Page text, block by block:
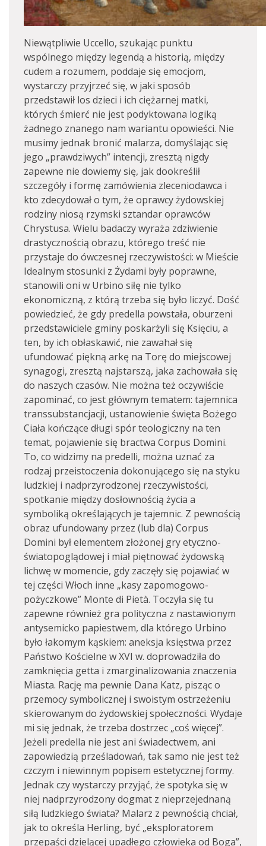
Niewątpliwie Uccello, szukając punktu
wspólnego między legendą a historią, między
cudem a rozumem, poddaje się emocjom,
wystarczy przyjrzeć się, w jaki sposób
przedstawił los dzieci i ich ciężarnej matki,
których śmierć nie jest podyktowana logiką
żadnego znanego nam wariantu opowieści. Nie
musimy jednak bronić malarza, domyślając się
jego „prawdziwych” intencji, zresztą nigdy
zapewne nie dowiemy się, jak dookreślił
szczegóły i formę zamówienia zleceniodawca i
kto zdecydował o tym, że oprawcy żydowskiej
rodziny niosą rzymski sztandar oprawców
Chrystusa. Wielu badaczy wyraża zdziwienie
drastycznością obrazu, którego treść nie
przystaje do ówczesnej rzeczywistości: w Mieście
Idealnym stosunki z Żydami były poprawne,
stanowili oni w Urbino siłę nie tylko
ekonomiczną, z którą trzeba się było liczyć. Dość
powiedzieć, że gdy predella powstała, oburzeni
przedstawiciele gminy poskarżyli się Księciu, a
ten, by ich obłaskawić, nie zawahał się
ufundować piękną arkę na Torę do miejscowej
synagogi, zresztą najstarszą, jaka zachowała się
do naszych czasów. Nie można też oczywiście
zapominać, co jest głównym tematem: tajemnica
transsubstancjacji, ustanowienie święta Bożego
Ciała kończące długi spór teologiczny na ten
temat, pojawienie się bractwa Corpus Domini.
To, co widzimy na predelli, można uznać za
rodzaj przeistoczenia dokonującego się na styku
ludzkiej i nadprzyrodzonej rzeczywistości,
spotkanie między dosłownością życia a
symboliką określających je tajemnic. Z pewnością
obraz ufundowany przez (lub dla) Corpus
Domini był elementem złożonej gry etyczno-
światopoglądowej i miał piętnować żydowską
lichwę w momencie, gdy zaczęły się pojawiać w
tej części Włoch inne „kasy zapomogowo-
pożyczkowe” Monte di Pietà. Toczyła się tu
zapewne również gra polityczna z nastawionym
antysemicko papiestwem, dla którego Urbino
było łakomym kąskiem: aneksja księstwa przez
Państwo Kościelne w XVI w. doprowadziła do
zamknięcia getta i zmarginalizowania znaczenia
Miasta. Rację ma pewnie Dana Katz, pisząc o
przemocy symbolicznej i swoistym ostrzeżeniu
skierowanym do żydowskiej społeczności. Wydaje
mi się jednak, że trzeba dostrzec „coś więcej”.
Jeżeli predella nie jest ani świadectwem, ani
zapowiedzią prześladowań, tak samo nie jest też
czczym i niewinnym popisem estetycznej formy.
Jednak czy wystarczy przyjąć, że spotyka się w
niej nadprzyrodzony dogmat z nieprzejednaną
siłą ludzkiego świata? Malarz z pewnością chciał,
jak to określa Herling, być „eksploratorem
przepaści dzielącej upadłego człowieka od Boga”,